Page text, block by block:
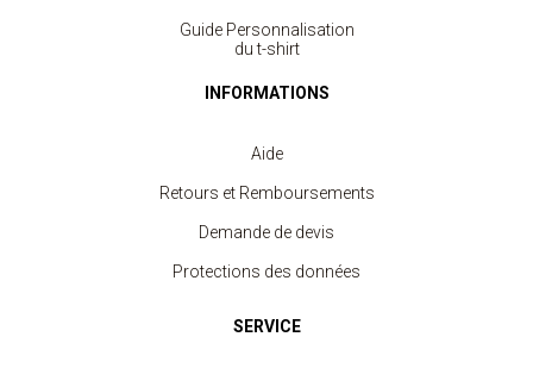
Tablier de Jardinier ou Sommelier avec
Guide Personnalisation
du t-shirt
INFORMATIONS
Aide
Retours et Remboursements
Demande de devis
Protections des données
SERVICE